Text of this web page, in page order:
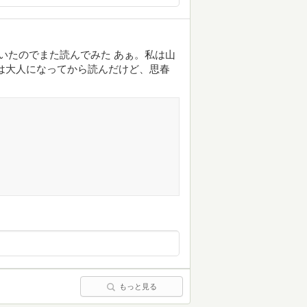
のでまた読んでみた あぁ。私は山
人になってから読んだけど、思春
もっと見る